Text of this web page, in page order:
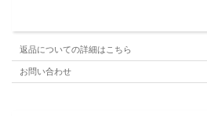
返品についての詳細はこちら
お問い合わせ